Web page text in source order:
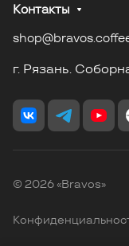
Контакты
г. Рязань.
© 2026 «Bravos»